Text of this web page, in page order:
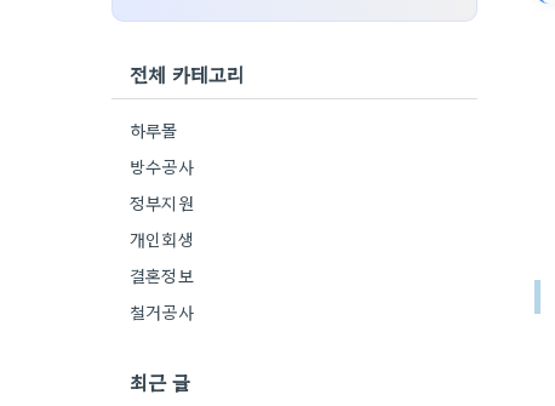
전체 카테고리
하루몰
방수공사
정부지원
개인회생
결혼정보
철거공사
최근 글